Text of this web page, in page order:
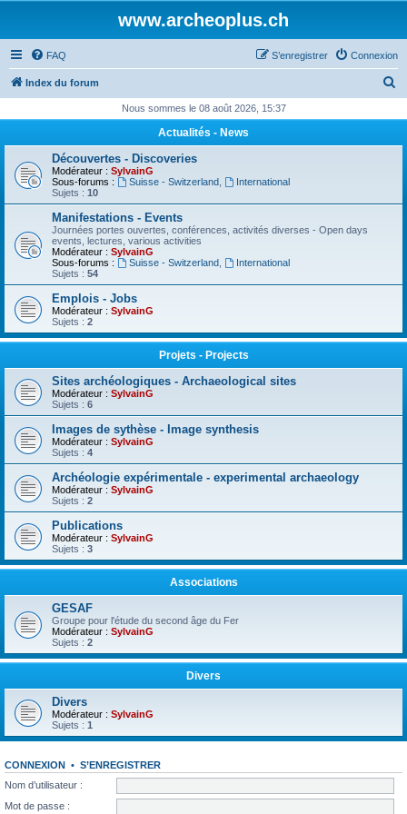
www.archeoplus.ch
FAQ Connexion
S’enregistrer
Index du forum
h
Nous sommes le 08 août 2026, 15:37
Actualités - News
Découvertes - Discoveries
Modérateur : SylvainG
Sous-forums :
Suisse - Switzerland,
International
Sujets : 10
Manifestations - Events
Journées portes ouvertes, conférences, activités diverses - Open days
events, lectures, various activities
Modérateur : SylvainG
Sous-forums :
Suisse - Switzerland,
International
Sujets : 54
Emplois - Jobs
Modérateur : SylvainG
Sujets : 2
Projets - Projects
Sites archéologiques - Archaeological sites
Modérateur : SylvainG
Sujets : 6
Images de sythèse - Image synthesis
Modérateur : SylvainG
Sujets : 4
Archéologie expérimentale - experimental archaeology
Modérateur : SylvainG
Sujets : 2
Publications
Modérateur : SylvainG
Sujets : 3
Associations
GESAF
Groupe pour l'étude du second âge du Fer
Modérateur : SylvainG
Sujets : 2
Divers
Divers
Modérateur : SylvainG
Sujets : 1
CONNEXION • S’ENREGISTRER
Nom d’utilisateur :
Mot de passe :